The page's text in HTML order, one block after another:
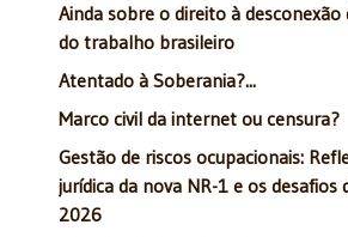
Ainda sobre o direito à
do trabalho brasileiro
Atentado à Soberania?...
Marco civil da internet ou censura?
Gestão de riscos ocupacionais:
jurídica da nova NR-1 e os desafios
2026